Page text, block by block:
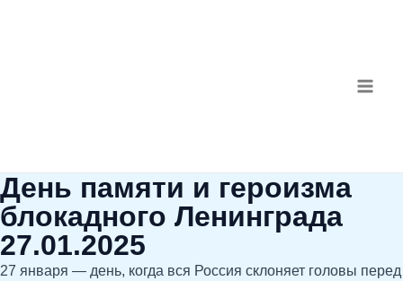
День памяти и героизма
блокадного Ленинграда
27.01.2025
27 января — день, когда вся Россия склоняет головы перед